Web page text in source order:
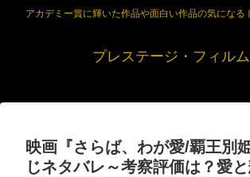
アカデミー賞に輝いた作品や面白い作品の気になる
プレステージ・フィル
映画『さらば、わが愛/覇王別
じネタバレ～考察評価は？愛